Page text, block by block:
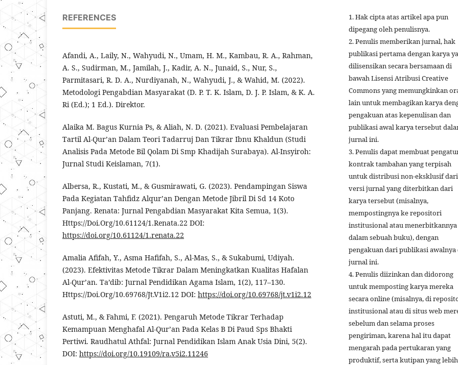
REFERENCES
Afandi, A., Laily, N., Wahyudi, N., Umam, H. M., Kambau, R. A., Rahman,
A. S., Sudirman, M., Jamilah, J., Kadir, A. N., Junaid, S., Nur, S.,
Parmitasari, R. D. A., Nurdiyanah, N., Wahyudi, J., & Wahid, M. (2022).
Metodologi Pengabdian Masyarakat (D. P. T. K. Islam, D. J. P. Islam, & K. A.
Ri (Ed.); 1 Ed.). Direktor.
Alaika M. Bagus Kurnia Ps, & Aliah, N. D. (2021). Evaluasi Pembelajaran
Tartil Al-Qur’an Dalam Teori Tadarruj Dan Tikrar Ibnu Khaldun (Studi
Analisis Pada Metode Bil Qolam Di Smp Khadijah Surabaya). Al-Insyiroh:
Jurnal Studi Keislaman, 7(1).
Albersa, R., Kustati, M., & Gusmirawati, G. (2023). Pendampingan Siswa
Pada Kegiatan Tahfidz Alqur’an Dengan Metode Jibril Di Sd 14 Koto
Panjang. Renata: Jurnal Pengabdian Masyarakat Kita Semua, 1(3).
Https://Doi.Org/10.61124/1.Renata.22 DOI:
https://doi.org/10.61124/1.renata.22
Amalia Afifah, Y., Asma Hafifah, S., Al-Mas, S., & Sukabumi, Udiyah.
(2023). Efektivitas Metode Tikrar Dalam Meningkatkan Kualitas Hafalan
Al-Qur’an. Ta’dib: Jurnal Pendidikan Agama Islam, 1(2), 117–130.
Https://Doi.Org/10.69768/Jt.V1i2.12 DOI: https://doi.org/10.69768/jt.v1i2.12
Astuti, M., & Fahmi, F. (2021). Pengaruh Metode Tikrar Terhadap
Kemampuan Menghafal Al-Qur’an Pada Kelas B Di Paud Sps Bhakti
Pertiwi. Raudhatul Athfal: Jurnal Pendidikan Islam Anak Usia Dini, 5(2).
DOI: https://doi.org/10.19109/ra.v5i2.11246
1. Hak cipta atas artikel apa pun
dipegang oleh penulisnya.
2. Penulis memberikan jurnal, hak
publikasi pertama dengan karya
dilisensikan secara bersamaan di
bawah Lisensi Atribusi Creative
Commons yang memungkinkan
lain untuk membagikan karya
pengakuan atas kepenulisan dan
publikasi awal karya tersebut
jurnal ini.
3. Penulis dapat membuat
kontrak tambahan yang terpisah
untuk distribusi non-eksklusif dari
versi jurnal yang diterbitkan dari
karya tersebut (misalnya,
mempostingnya ke repositori
institusional atau menerbitkannya
dalam sebuah buku), dengan
pengakuan dari publikasi awalnya
jurnal ini.
4. Penulis diizinkan dan didorong
untuk memposting karya mereka
secara online (misalnya, di
institusional atau di situs web
sebelum dan selama proses
pengiriman, karena hal itu dapat
mengarah pada pertukaran yang
produktif, serta kutipan yang lebih